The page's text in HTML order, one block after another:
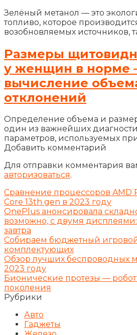
Зелёный метанол — это
топливо, которое
возобновляемых источников,
Размеры
у женщин в норме
вычисление
отклонений
Определение объема и
один из важнейших
параметров, используемых
Добавить комментарий
Для отправки комментария
авторизоваться.
Сравнение процессоров AMD
Core 13th gen в 2023 году
OnePlus анонсировала
возможно, с двумя
завтра
Собираем бюджетный
комплектующих
Обзор лучших беспроводных
2023 году
Бионические протезы —
поколения
Рубрики
Авто
Гаджеты